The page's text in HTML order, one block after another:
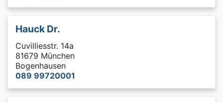
Hauck Dr.
Cuvilliesstr. 14a
81679 München
Bogenhausen
089 99720001